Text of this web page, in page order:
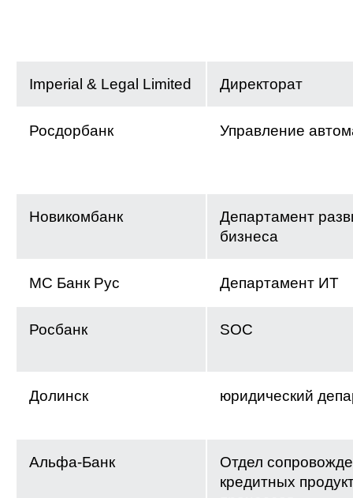
Imperial & Legal Limited Директорат
Росдорбанк Управление
Новикомбанк
Департамент
бизнеса
МС Банк Рус Департамент ИТ
Росбанк SOC
Долинск юридический
Альфа-Банк
Отдел
кредитных